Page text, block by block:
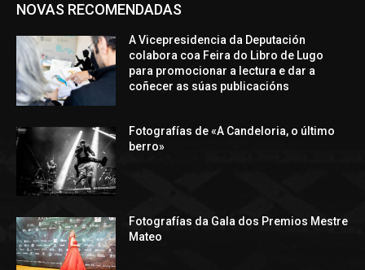
NOVAS RECOMENDADAS
A Vicepresidencia da Deputación
colabora coa Feira do Libro de Lugo
para promocionar a lectura e dar a
coñecer as súas publicacións
Fotografías de «A Candeloria, o último
berro»
Fotografías da Gala dos Premios Mestre
Mateo